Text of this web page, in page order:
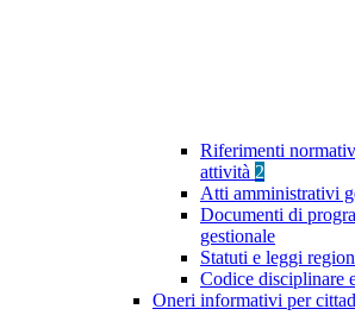
Riferimenti
attività 2
Atti amministrativi
Documenti di
gestionale
Statuti e leggi
Codice disciplinare
Oneri informativi per